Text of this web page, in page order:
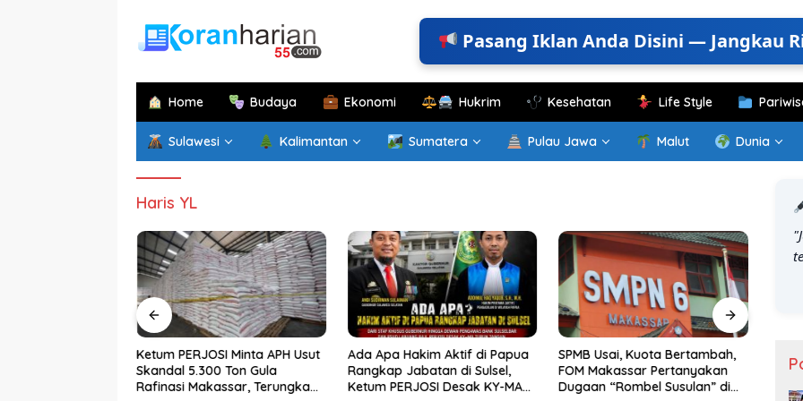
Pasang Iklan Anda Disini — Jangkau
Home Budaya Ekonomi Hukrim Kesehatan Life Style
Sulawesi Kalimantan Sumatera Pulau Jawa Malut Dunia
Haris YL
Ketum PERJOSI Minta APH Usut
Skandal 5.300 Ton Gula
Rafinasi Makassar, Terungkap
Ada Apa Hakim Aktif di Papua
Rangkap Jabatan di Sulsel,
Ketum PERJOSI Desak KY-MA
SPMB Usai, Kuota Bertambah,
FOM Makassar Pertanyakan
Dugaan “Rombel Susulan” di